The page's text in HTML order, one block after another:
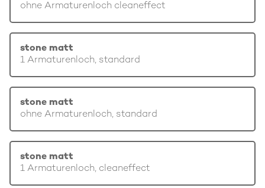
ohne Armaturenloch cleaneffect
stone matt
1 Armaturenloch, standard
stone matt
ohne Armaturenloch, standard
stone matt
1 Armaturenloch, cleaneffect